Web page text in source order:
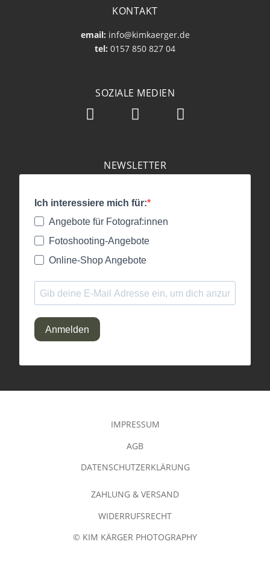
KONTAKT
email: info@kimkaerger.de
tel: 0157 850 827 04
SOZIALE MEDIEN
NEWSLETTER
Ich interessiere mich für:
Angebote für Fotograf:innen
Fotoshooting-Angebote
Online-Shop Angebote
Anmelden
IMPRESSUM
AGB
DATENSCHUTZERKLÄRUNG
ZAHLUNG & VERSAND
WIDERRUFSRECHT
© KIM KÄRGER PHOTOGRAPHY